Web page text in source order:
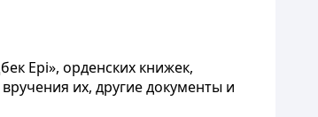
Ері», орденских книжек,
их, другие документы и